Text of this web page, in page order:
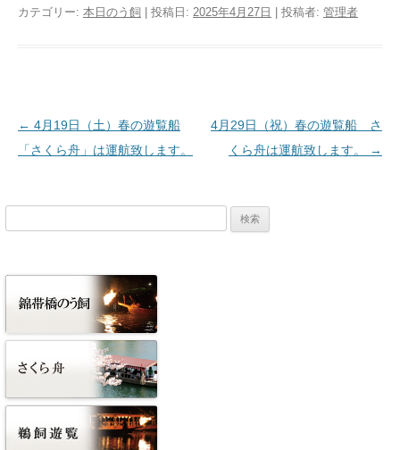
カテゴリー: 本日のう飼 | 投稿日: 2025年4月27日 投稿者: 管理者
投稿ナビゲーション
← 4月19日（土）春の遊覧船
「さくら舟」は運航致します。
4月29日（祝）春の遊覧船 さ
くら舟は運航致します。
→